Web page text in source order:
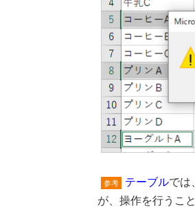
参考 テーブルでは
が、操作を行うこ